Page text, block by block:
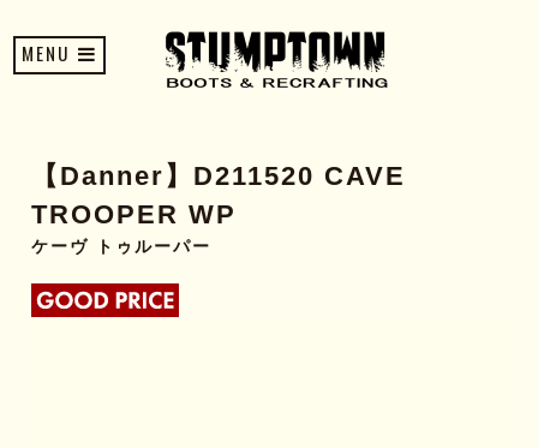
MENU
【Danner】D211520 CAVE
TROOPER WP
ケーヴ トゥルーパー